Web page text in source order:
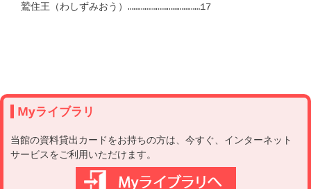
鷲住王（わしずみおう）…………………………………17
Myライブラリ
当館の資料貸出カードをお持ちの方は、今すぐ、インターネット
サービスをご利用いただけます。